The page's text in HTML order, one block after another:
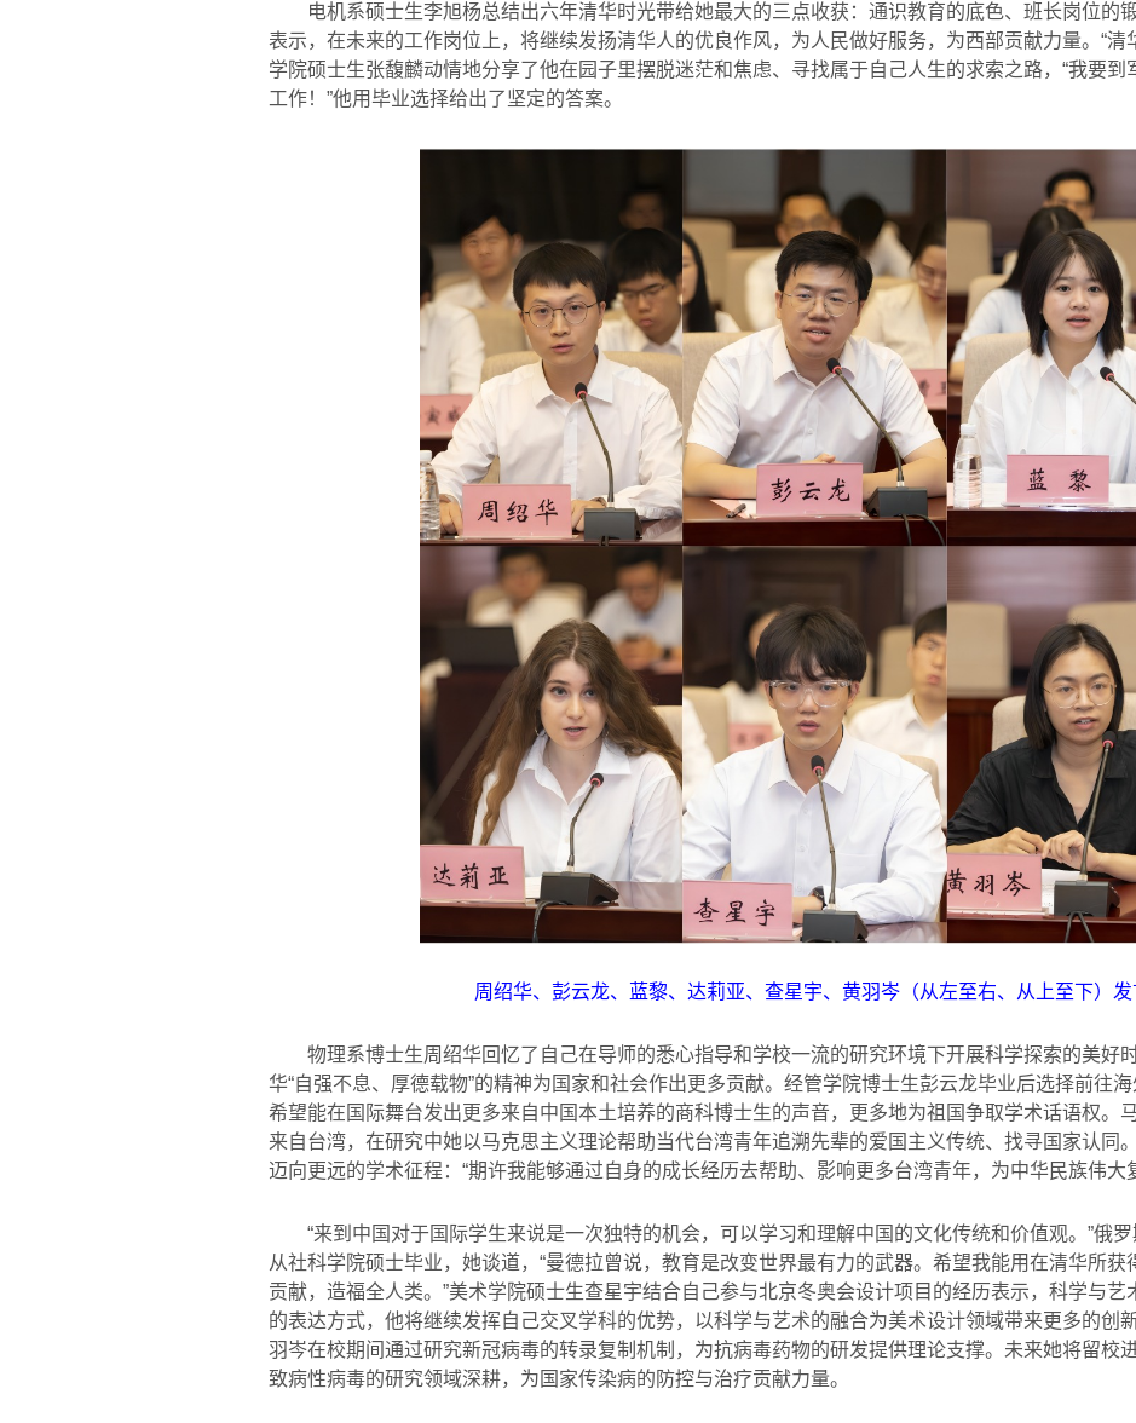
电机系硕士生李旭杨总结出六年清华时光带给她最大的三点收获：通识教育的底色、班长岗位的
表示，在未来的工作岗位上，将继续发扬清华人的优良作风，为人民做好服务，为西部贡献力量。“清
学院硕士生张馥麟动情地分享了他在园子里摆脱迷茫和焦虑、寻找属于自己人生的求索之路，“我要到
工作！”他用毕业选择给出了坚定的答案。
周绍华、彭云龙、蓝黎、达莉亚、查星宇、黄羽岑（从左至右、从上至下）发
物理系博士生周绍华回忆了自己在导师的悉心指导和学校一流的研究环境下开展科学探索的美好
华“自强不息、厚德载物”的精神为国家和社会作出更多贡献。经管学院博士生彭云龙毕业后选择前往
希望能在国际舞台发出更多来自中国本土培养的商科博士生的声音，更多地为祖国争取学术话语权。
来自台湾，在研究中她以马克思主义理论帮助当代台湾青年追溯先辈的爱国主义传统、找寻国家认同
迈向更远的学术征程：“期许我能够通过自身的成长经历去帮助、影响更多台湾青年，为中华民族伟大
“来到中国对于国际学生来说是一次独特的机会，可以学习和理解中国的文化传统和价值观。”俄
从社科学院硕士毕业，她谈道，“曼德拉曾说，教育是改变世界最有力的武器。希望我能用在清华所获
贡献，造福全人类。”美术学院硕士生查星宇结合自己参与北京冬奥会设计项目的经历表示，科学与艺
的表达方式，他将继续发挥自己交叉学科的优势，以科学与艺术的融合为美术设计领域带来更多的创
羽岑在校期间通过研究新冠病毒的转录复制机制，为抗病毒药物的研发提供理论支撑。未来她将留校
致病性病毒的研究领域深耕，为国家传染病的防控与治疗贡献力量。